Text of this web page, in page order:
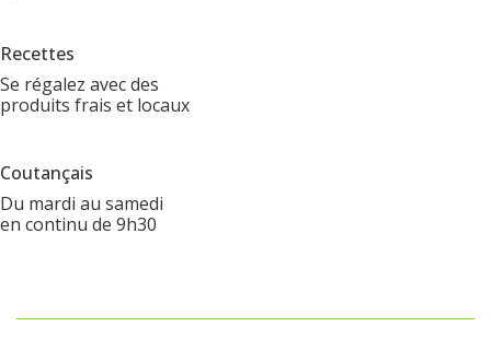
Recettes
Se régalez avec des
produits frais et locaux
Coutançais
Du mardi au samedi
en continu de 9h30